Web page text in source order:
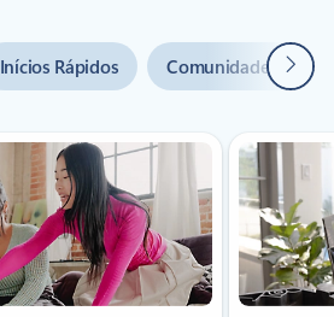
Inícios Rápidos Comunidade e